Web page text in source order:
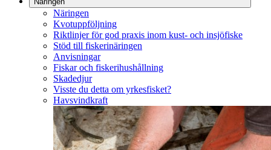
Näringen
Kvotuppföljning
Riktlinjer för god praxis inom kust- och insjöfiske
Stöd till fiskerinäringen
Anvisningar
Fiskar och fiskerihushållning
Skadedjur
Visste du detta om yrkesfisket?
Havsvindkraft